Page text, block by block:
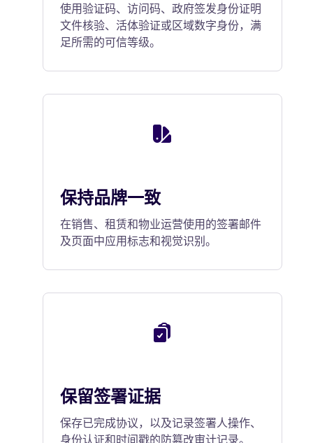
使用验证码、访问码、政府签发身份证明
文件核验、活体验证或区域数字身份，满
足所需的可信等级。
保持品牌一致
在销售、租赁和物业运营使用的签署邮件
及页面中应用标志和视觉识别。
保留签署证据
保存已完成协议，以及记录签署人操作、
身份认证和时间戳的防篡改审计记录。